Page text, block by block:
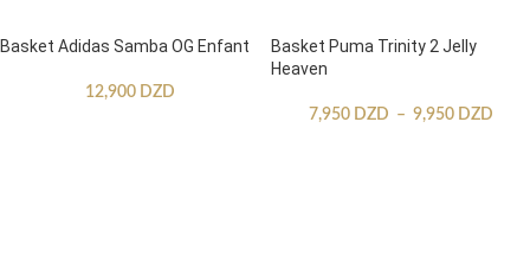
Basket Adidas Samba OG Enfant
12,900 DZD
Basket Puma Trinity 2 Jelly
Heaven
7,950 DZD – 9,950 DZD